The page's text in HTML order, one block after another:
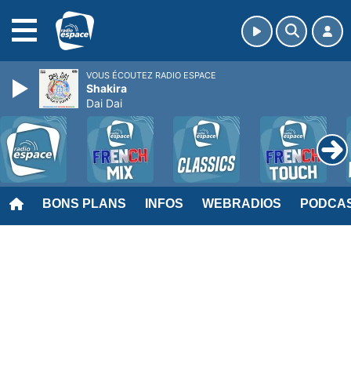
BONS PLANS INFOS WEBRADIOS
VOUS ÉCOUTEZ RADIO ESPACE
Shakira
Dai Dai